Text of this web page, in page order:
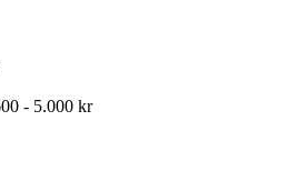
- 5.000 kr